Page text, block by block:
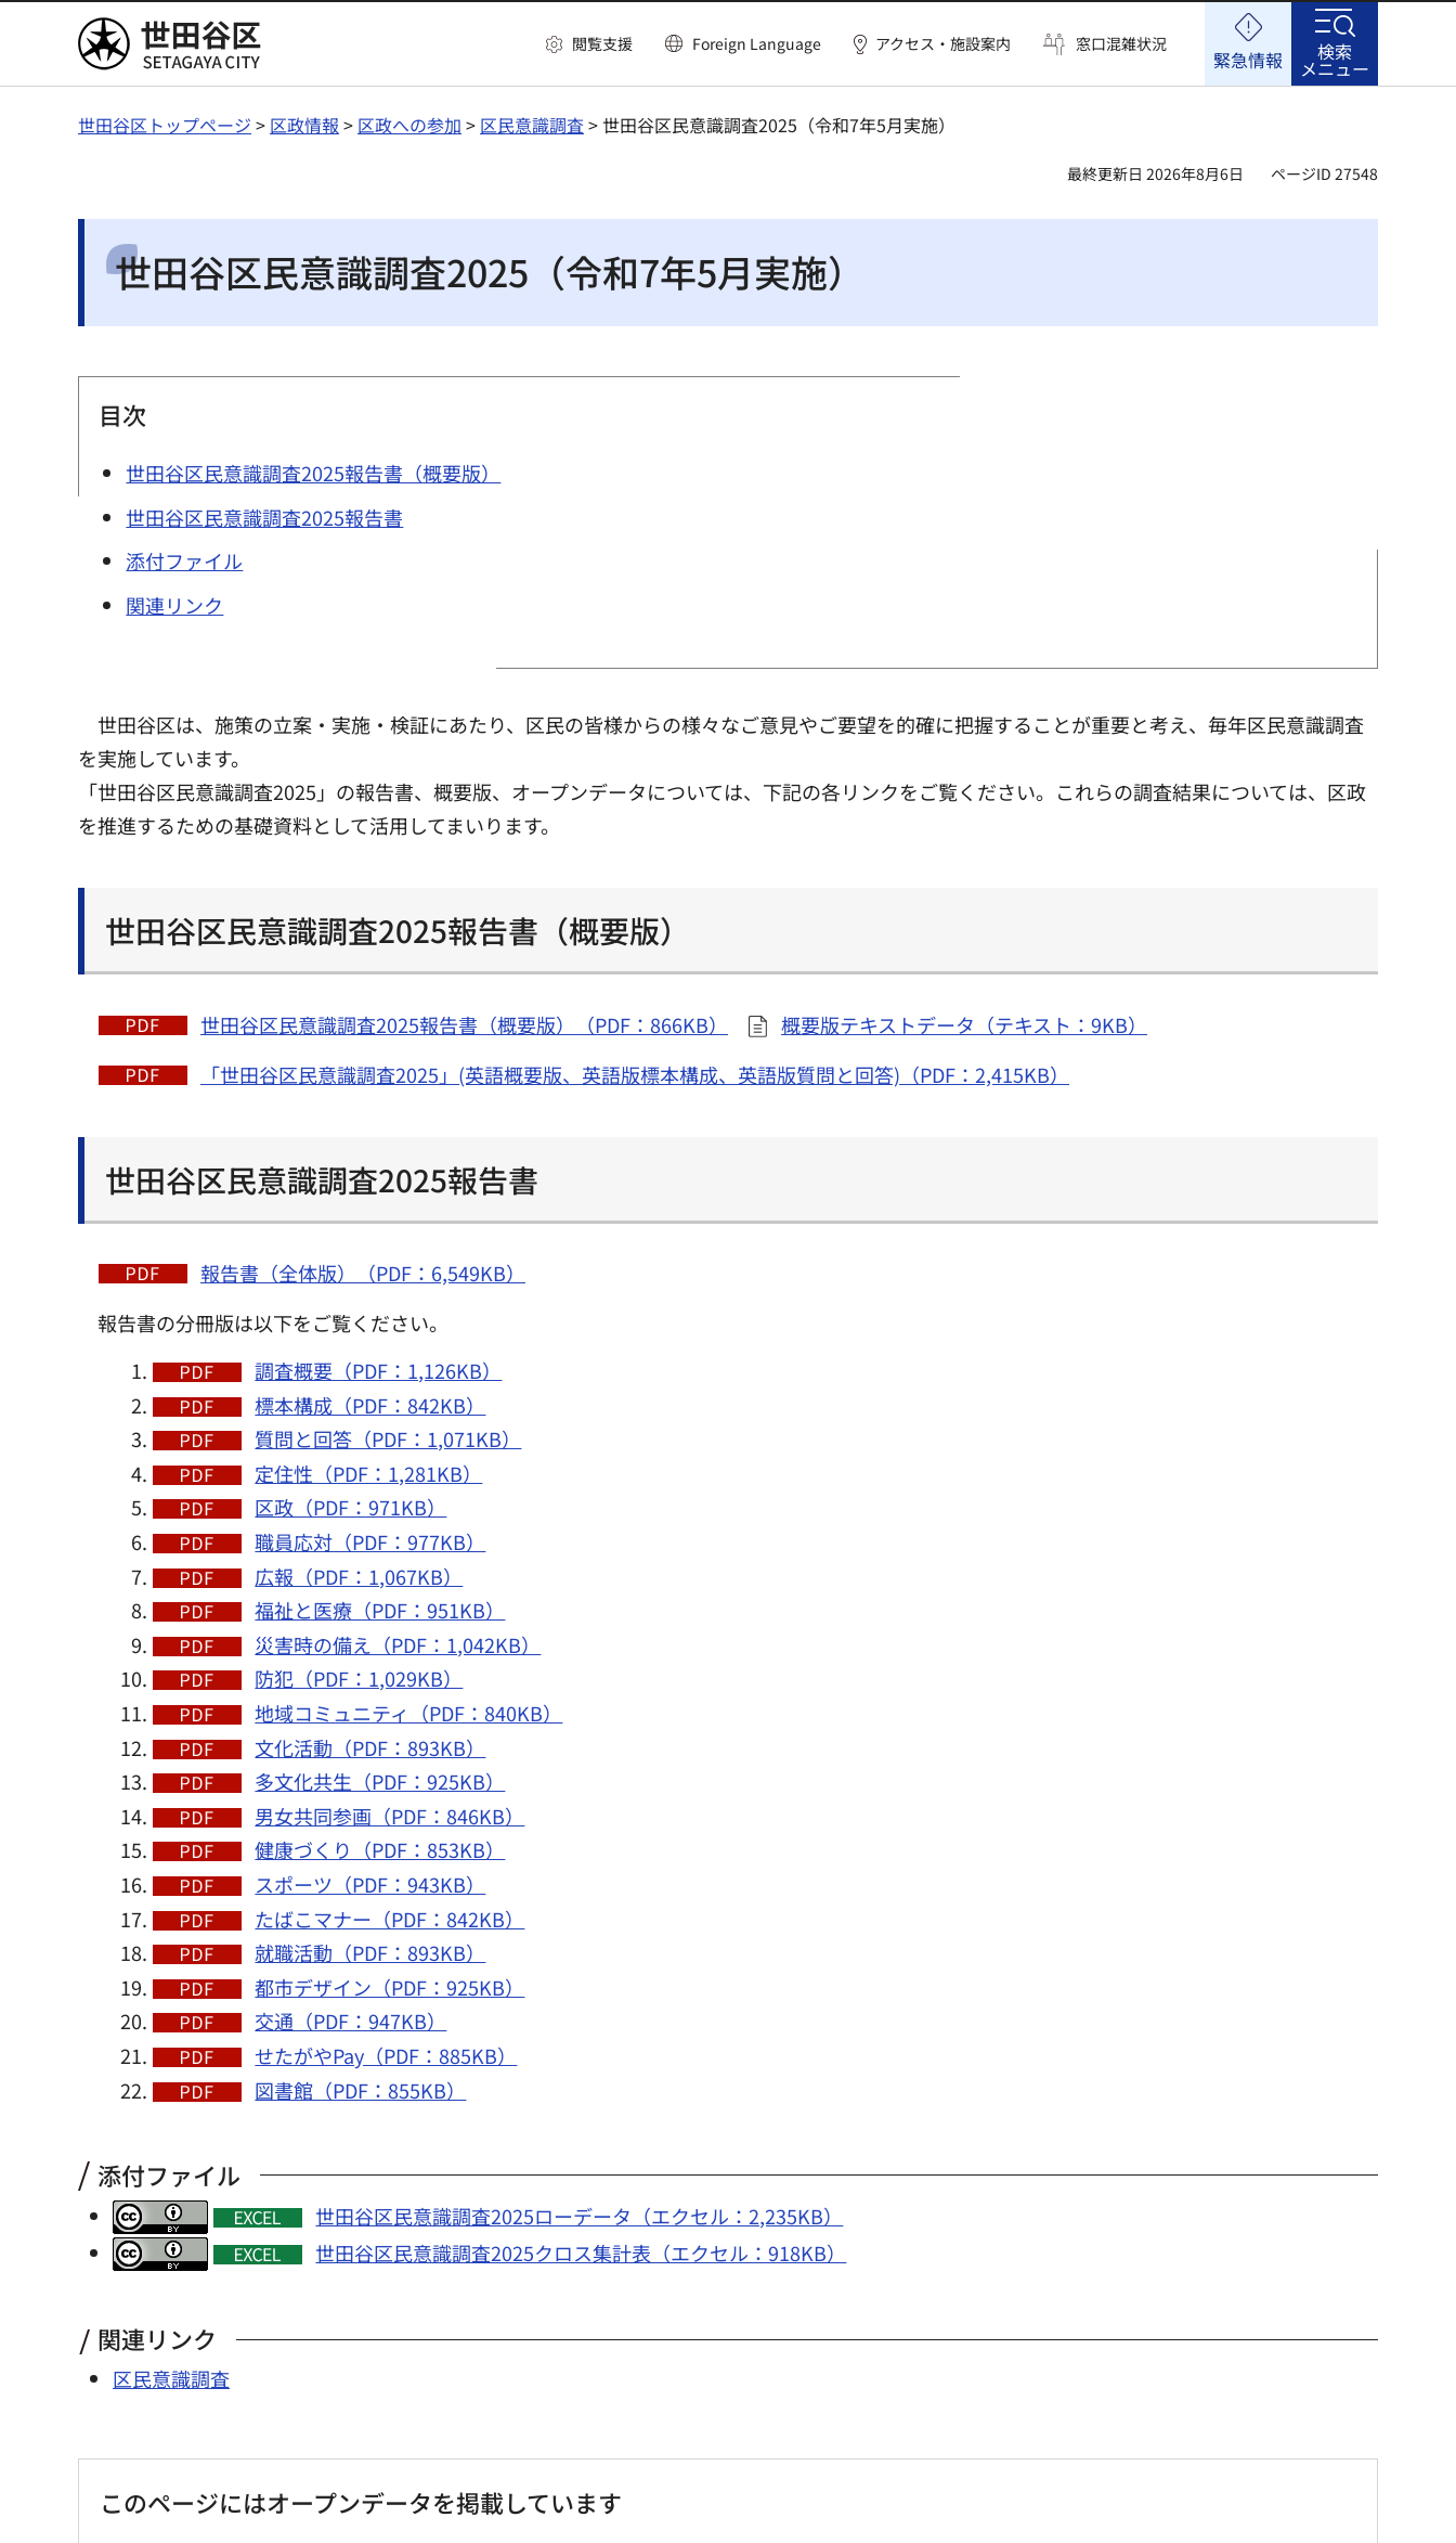
世田谷区 閲覧支援 Foreign Language アクセス・施設案内 窓口混雑状況
緊急情報 検索
メニュー
世田谷区トップページ > 区政情報 > 区政への参加 > 区民意識調査> 世田谷区民意識調査2025（令和7年5月実施）
最終更新日 2026年8月6日 ページID 27548
世田谷区民意識調査2025（令和7年5月実施）
目次
世田谷区民意識調査2025報告書（概要版）
世田谷区民意識調査2025報告書
添付ファイル
関連リンク
世田谷区は、施策の立案・実施・検証にあたり、区民の皆様からの様々なご意見やご要望を的確に把握することが重要と考え、毎年区民意識調査
を実施しています。
「世田谷区民意識調査2025」の報告書、概要版、オープンデータについては、下記の各リンクをご覧ください。これらの調査結果については、区政
を推進するための基礎資料として活用してまいります。
世田谷区民意識調査2025報告書（概要版）
世田谷区民意識調査2025報告書（概要版）（PDF：866KB）
概要版テキストデータ（テキスト：9KB）
「世田谷区民意識調査2025」(英語概要版、英語版標本構成、英語版質問と回答)（PDF：2,415KB）
世田谷区民意識調査2025報告書
報告書（全体版）（PDF：6,549KB）
報告書の分冊版は以下をご覧ください。
調査概要（PDF：1,126KB）
標本構成（PDF：842KB）
質問と回答（PDF：1,071KB）
定住性（PDF：1,281KB）
区政（PDF：971KB）
職員応対（PDF：977KB）
広報（PDF：1,067KB）
福祉と医療（PDF：951KB）
災害時の備え（PDF：1,042KB）
防犯（PDF：1,029KB）
地域コミュニティ（PDF：840KB）
文化活動（PDF：893KB）
多文化共生（PDF：925KB）
男女共同参画（PDF：846KB）
健康づくり（PDF：853KB）
スポーツ（PDF：943KB）
たばこマナー（PDF：842KB）
就職活動（PDF：893KB）
都市デザイン（PDF：925KB）
交通（PDF：947KB）
せたがやPay（PDF：885KB）
図書館（PDF：855KB）
添付ファイル
世田谷区民意識調査2025ローデータ（エクセル：2,235KB）
世田谷区民意識調査2025クロス集計表（エクセル：918KB）
関連リンク
区民意識調査
このページにはオープンデータを掲載しています